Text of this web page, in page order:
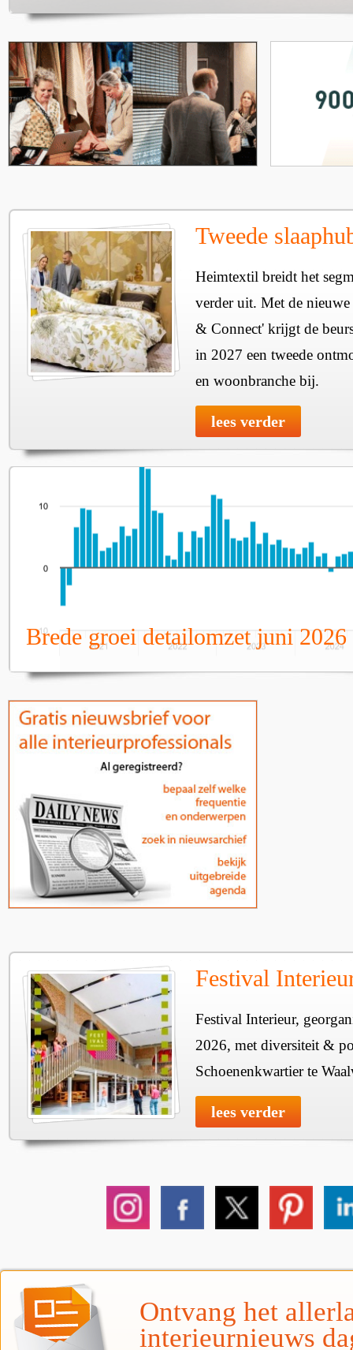
Tweede
Heimtextil breidt het
verder uit. Met de
& Connect' krijgt de
in 2027 een tweede
en woonbranche bij.
lees verder
Brede groei detailomzet juni 2026
Festival
Festival Interieur,
2026, met diversiteit &
Schoenenkwartier te
lees verder
Ontvang het
interieurnieuws